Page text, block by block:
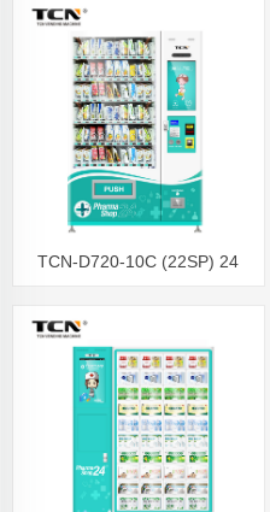
roku ziepes Dezinfekcijas
piederumi Tirdzniecības
automāts
TCN-D720-10C (22SP) 24
aptieku tirdzniecības automāts